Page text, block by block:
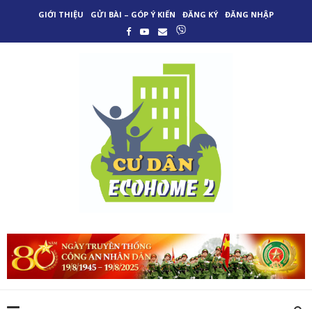
GIỚI THIỆU GỬI BÀI – GÓP Ý KIẾN ĐĂNG KÝ ĐĂNG NHẬP